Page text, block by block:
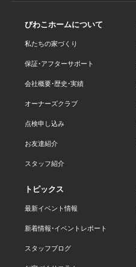
びわこホームについて
私たちの家づくり
保証・アフターサポート
会社概要・歴史・実績
オーナーズクラブ
点検申し込み
お友達紹介
スタッフ紹介
トピックス
最新イベント情報
新着情報・イベントレポート
スタッフブログ